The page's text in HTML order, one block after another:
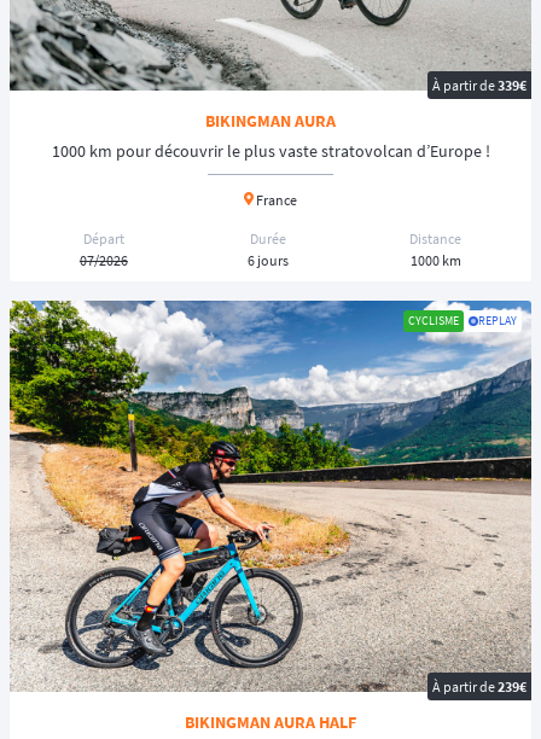
À partir de339€
BIKINGMAN AURA
1000 km pour découvrir le plus vaste stratovolcan d’Europe !
France
Départ
07/2026
Durée
6 jours
Distance
1000 km
CYCLISME REPLAY
À partir de239€
BIKINGMAN AURA HALF